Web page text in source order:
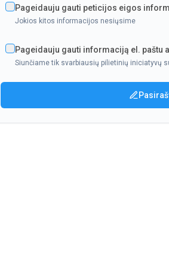
Pageidauju gauti peticijos eigos
Jokios kitos informacijos nesiųsime
Pageidauju gauti informaciją el. paštu
Siunčiame tik svarbiausių pilietinių iniciatyvų